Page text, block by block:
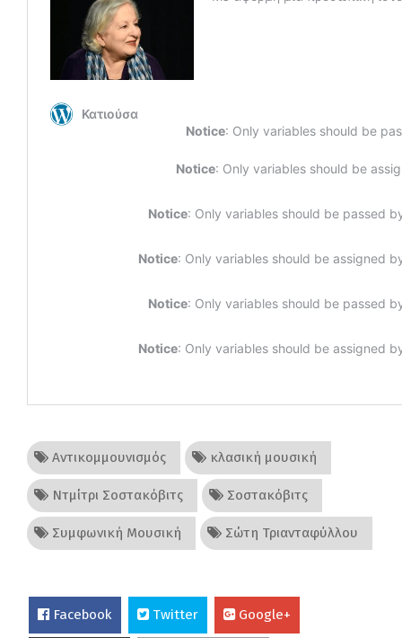
Αντικομμουνισμός κλασική μουσική
Ντμίτρι Σοστακόβιτς Σοστακόβιτς
Συμφωνική Μουσική Σώτη Τριανταφύλλου
Facebook Twitter Google+